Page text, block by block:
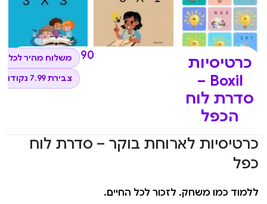
כרטיסיות
Boxil –
סדרת לוח
הכפל
₪79.90משלוח מהיר לכל
צבירת 7.99 נקודות
כרטיסיות לארוחת בוקר – סדרת לוח
כפל
ללמוד כמו משחק. לזכור לכל החיים.